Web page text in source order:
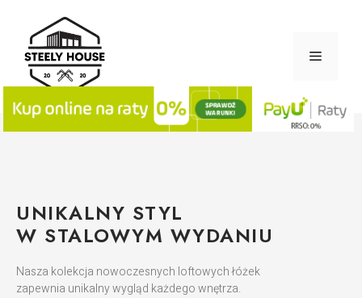
UNIKALNY STYL
W STALOWYM WYDANIU
Nasza kolekcja nowoczesnych loftowych łóżek
zapewnia unikalny wygląd każdego wnętrza.